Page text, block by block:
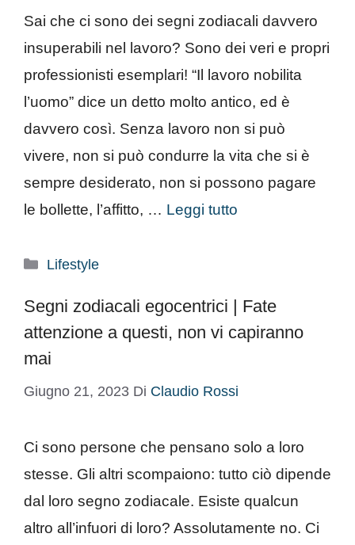
Sai che ci sono dei segni zodiacali davvero
insuperabili nel lavoro? Sono dei veri e propri
professionisti esemplari! “Il lavoro nobilita
l’uomo” dice un detto molto antico, ed è
davvero così. Senza lavoro non si può
vivere, non si può condurre la vita che si è
sempre desiderato, non si possono pagare
le bollette, l’affitto, … Leggi tutto
Categorie
Lifestyle
Segni zodiacali egocentrici | Fate
attenzione a questi, non vi capiranno
mai
Giugno 21, 2023 Di Claudio Rossi
Ci sono persone che pensano solo a loro
stesse. Gli altri scompaiono: tutto ciò dipende
dal loro segno zodiacale. Esiste qualcun
altro all’infuori di loro? Assolutamente no. Ci